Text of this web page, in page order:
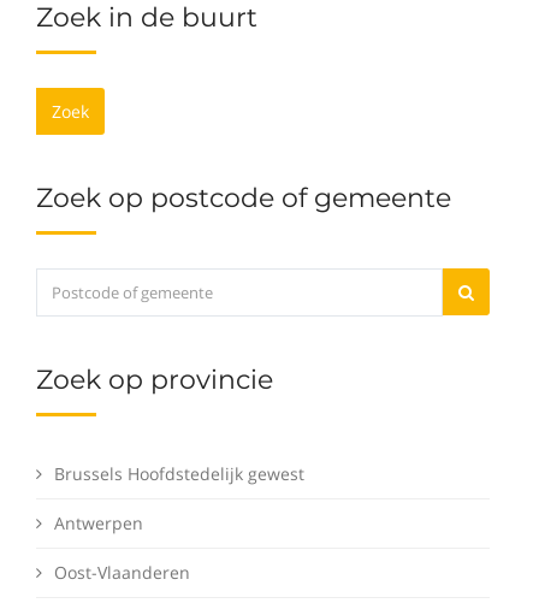
Zoek in de buurt
Zoek
Zoek op postcode of gemeente
Zoek op provincie
Brussels Hoofdstedelijk gewest
Antwerpen
Oost-Vlaanderen